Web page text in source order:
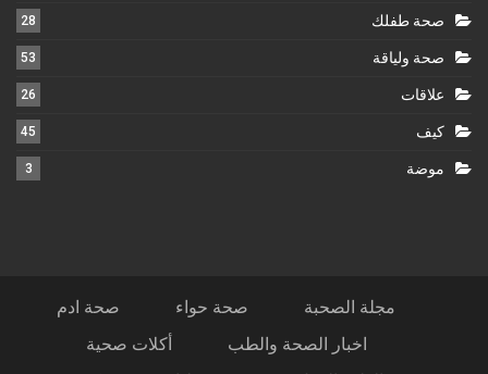
صحة طفلك 28
صحة ولياقة 53
علاقات 26
كيف 45
موضة 3
مجلة الصحبة صحة حواء
صحة ادم
اخبار الصحة والطب
أكلات صحية